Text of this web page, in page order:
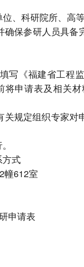
、科研院所、高
确保参研人员具
写《福建省工程
申请表及相关
关规定组织专家
式
幢612室
申请表